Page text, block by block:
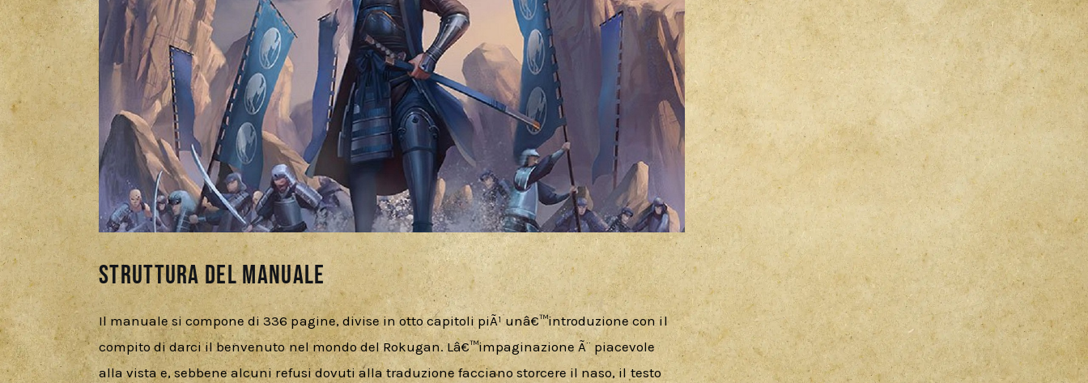
Struttura del manuale
Il manuale si compone di 336 pagine, divise in otto capitoli piÃ¹ unâ€™introduzione con il
compito di darci il benvenuto nel mondo del Rokugan. Lâ€™impaginazione Ã¨ piacevole
alla vista e, sebbene alcuni refusi dovuti alla traduzione facciano storcere il naso, il testo